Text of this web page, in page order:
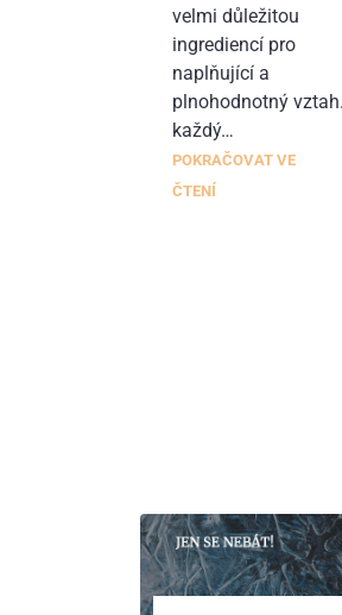
velmi důležitou
ingrediencí pro
naplňující a
plnohodnotný
každý…
POKRAČOVAT VE
ČTENÍ